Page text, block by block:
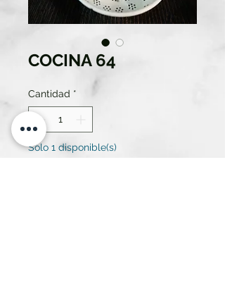
COCINA 64
Cantidad *
Solo 1 disponible(s)